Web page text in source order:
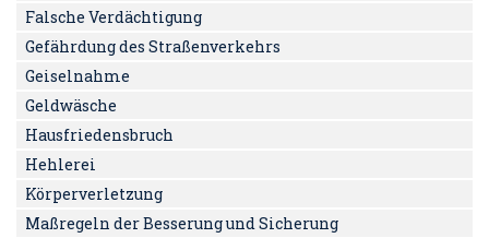
Falsche Verdächtigung
Gefährdung des Straßenverkehrs
Geiselnahme
Geldwäsche
Hausfriedensbruch
Hehlerei
Körperverletzung
Maßregeln der Besserung und Sicherung